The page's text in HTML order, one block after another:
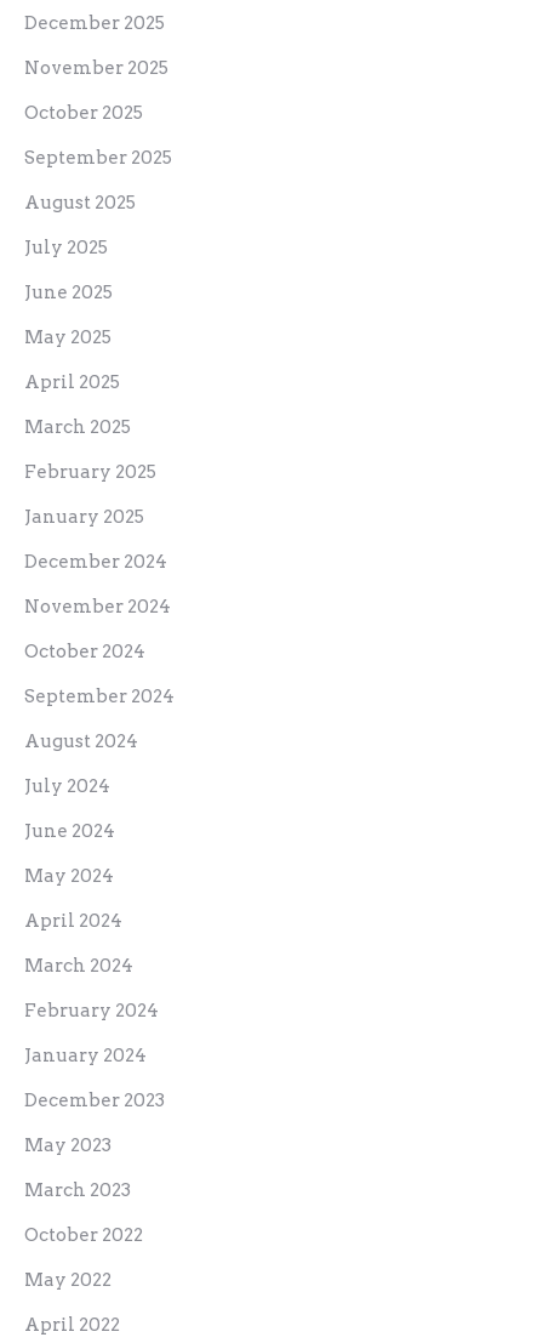
August 2025
July 2025
June 2025
May 2025
April 2025
March 2025
February 2025
January 2025
December 2024
November 2024
October 2024
September 2024
August 2024
July 2024
June 2024
May 2024
April 2024
March 2024
February 2024
January 2024
December 2023
May 2023
March 2023
October 2022
May 2022
April 2022
March 2022
February 2022
January 2022
December 2021